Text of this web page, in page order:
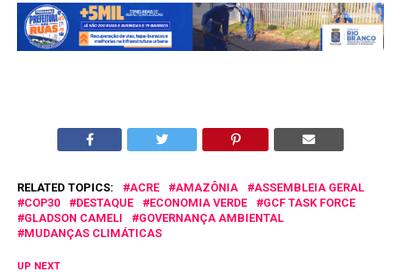
RELATED TOPICS: ACRE AMAZÔNIA
ASSEMBLEIA GERAL
COP30
DESTAQUE ECONOMIA VERDE
GCF TASK FORCE
GLADSON CAMELI
GOVERNANÇA AMBIENTAL
MUDANÇAS CLIMÁTICAS
UP NEXT